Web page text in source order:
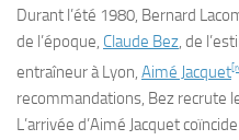
Durant l’été 1980, Bernard
de l’époque, Claude Bez, de
entraîneur à Lyon, Aimé Jacquet
recommandations, Bez recrute
L’arrivée d’Aimé Jacquet